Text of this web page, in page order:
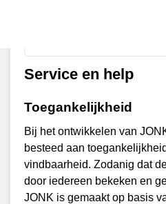
Service en help
Toegankelijkheid
Bij het ontwikkelen van
besteed aan
vindbaarheid. Zodanig dat
door iedereen bekeken en
JONK is gemaakt op basis